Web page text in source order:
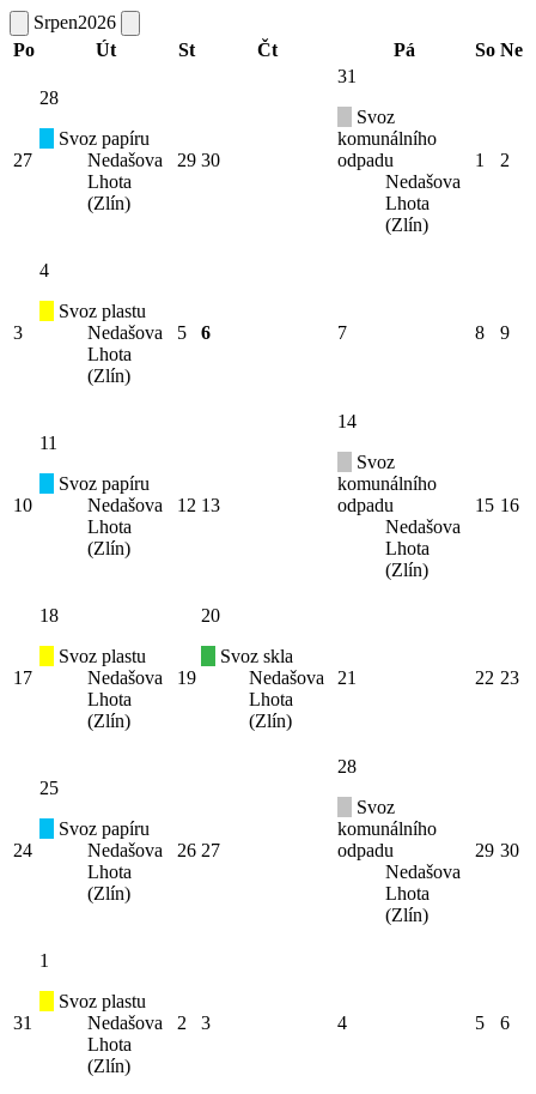
Srpen2026
Po
Út St Čt Pá So Ne
27
28
Svoz papíru
Nedašova
Lhota
(Zlín)
29 30
31
Svoz
komunálního
odpadu
Nedašova
Lhota
(Zlín)
1 2
3
4
Svoz plastu
Nedašova
Lhota
(Zlín)
5 6 7 8 9
10
11
Svoz papíru
Nedašova
Lhota
(Zlín)
12 13
14
Svoz
komunálního
odpadu
Nedašova
Lhota
(Zlín)
15 16
17
18
Svoz plastu
Nedašova
Lhota
(Zlín)
19
20
Svoz skla
Nedašova
Lhota
(Zlín)
21 22 23
24
25
Svoz papíru
Nedašova
Lhota
(Zlín)
26 27
28
Svoz
komunálního
odpadu
Nedašova
Lhota
(Zlín)
29 30
31
1
Svoz plastu
Nedašova
Lhota
(Zlín)
2 3 4 5 6